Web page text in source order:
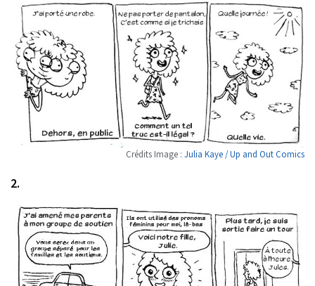
Crédits Image : Julia Kaye / Up and Out Comics
2.